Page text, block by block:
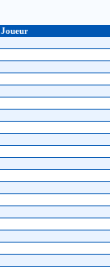
Joueur